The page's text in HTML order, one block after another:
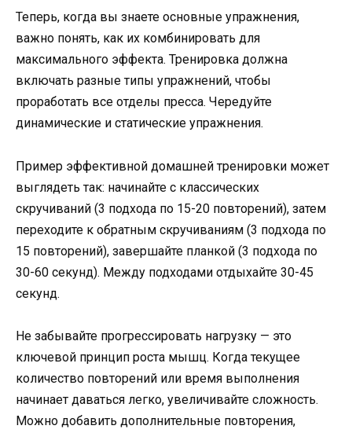
Теперь, когда вы знаете основные упражнения,
важно понять, как их комбинировать для
максимального эффекта. Тренировка должна
включать разные типы упражнений, чтобы
проработать все отделы пресса. Чередуйте
динамические и статические упражнения.
Пример эффективной домашней тренировки может
выглядеть так: начинайте с классических
скручиваний (3 подхода по 15-20 повторений), затем
переходите к обратным скручиваниям (3 подхода по
15 повторений), завершайте планкой (3 подхода по
30-60 секунд). Между подходами отдыхайте 30-45
секунд.
Не забывайте прогрессировать нагрузку — это
ключевой принцип роста мышц. Когда текущее
количество повторений или время выполнения
начинает даваться легко, увеличивайте сложность.
Можно добавить дополнительные повторения,